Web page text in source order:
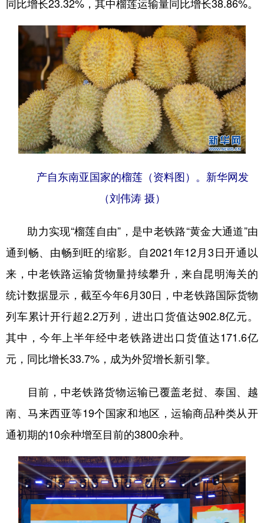
产自东南亚国家的榴莲（资料图）。新华网发
（刘伟涛 摄）
助力实现“榴莲自由”，是中老铁路“黄金大通道”由
通到畅、由畅到旺的缩影。自2021年12月3日开通以
来，中老铁路运输货物量持续攀升，来自昆明海关的
统计数据显示，截至今年6月30日，中老铁路国际货物
列车累计开行超2.2万列，进出口货值达902.8亿元。
其中，今年上半年经中老铁路进出口货值达171.6亿
元，同比增长33.7%，成为外贸增长新引擎。
目前，中老铁路货物运输已覆盖老挝、泰国、越
南、马来西亚等19个国家和地区，运输商品种类从开
通初期的10余种增至目前的3800余种。